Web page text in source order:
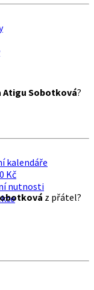
kalendáře
Kč
nutnosti
Atigu Sobotková?
z přátel?